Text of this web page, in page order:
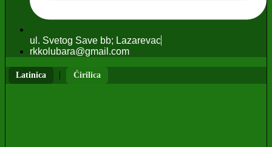
ul. Svetog Save bb; Lazarevac
rkkolubara@gmail.com
Latinica | Ćirilica